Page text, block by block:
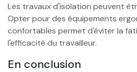
Les travaux d'isolation peuvent
Opter pour des équipements
confortables permet d'éviter la
l'efficacité du travailleur.
En conclusion